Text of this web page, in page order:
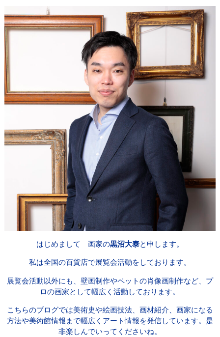
はじめまして 画家の黒沼大泰と申します。
私は全国の百貨店で展覧会活動をしております。
展覧会活動以外にも、壁画制作やペットの肖像画制作など、プ
ロの画家として幅広く活動しております。
こちらのブログでは美術史や絵画技法、画材紹介、画家になる
方法や美術館情報まで幅広くアート情報を発信しています。是
非楽しんでいってくださいね。